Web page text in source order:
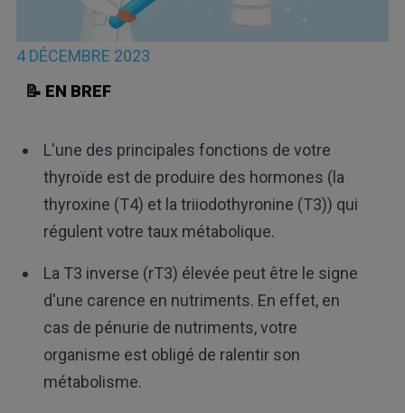
4 DÉCEMBRE 2023
📝 EN BREF
L'une des principales fonctions de votre
thyroïde est de produire des hormones (la
thyroxine (T4) et la triiodothyronine (T3)) qui
régulent votre taux métabolique.
La T3 inverse (rT3) élevée peut être le signe
d'une carence en nutriments. En effet, en
cas de pénurie de nutriments, votre
organisme est obligé de ralentir son
métabolisme.